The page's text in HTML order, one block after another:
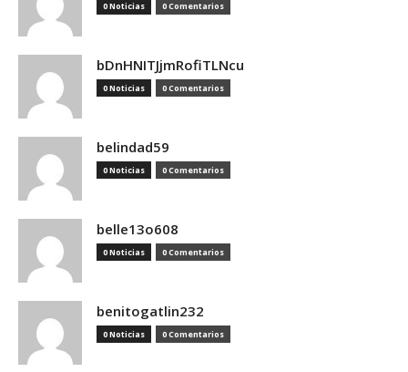
0 Noticias 0 Comentarios
bDnHNITJjmRofiTLNcu
0 Noticias 0 Comentarios
belindad59
0 Noticias 0 Comentarios
belle13o608
0 Noticias 0 Comentarios
benitogatlin232
0 Noticias 0 Comentarios